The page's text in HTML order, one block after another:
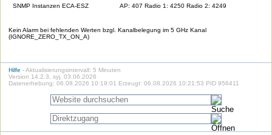
SNMP Instanzen ECA-ESZ
AP: 407 Radio 1: 4250 Radio 2: 4249
Kein Alarm bei fehlenden Werten bzgl. Kanalbelegung im 5 GHz Kanal
(IGNORE_ZERO_TX_ON_A)
Hilfe - Aktualisierungsintervall: 5 Minuten
Version 14.2.3, syj, 03.06.2026
Datenerhebung: 06.08.2026 10:19:01 Erzeugt: 06.08.2026 10:21:53 PID 956411